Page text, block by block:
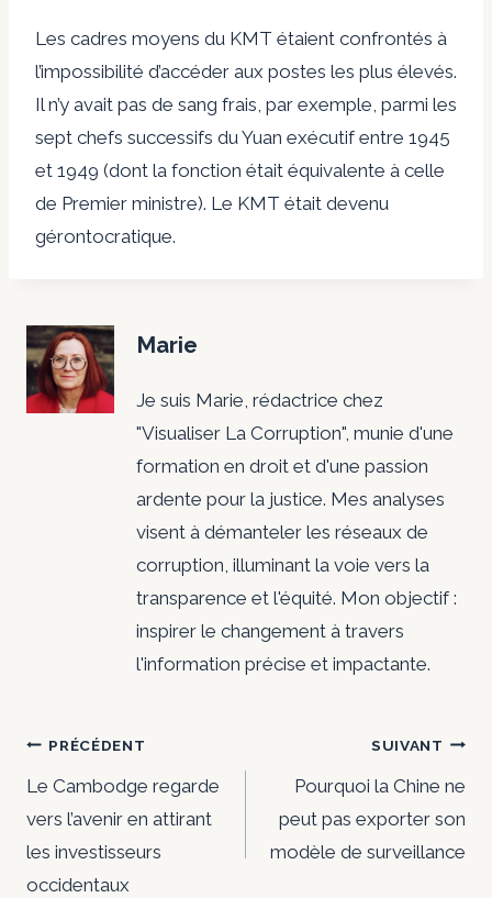
Les cadres moyens du KMT étaient confrontés à
l’impossibilité d’accéder aux postes les plus élevés.
Il n’y avait pas de sang frais, par exemple, parmi les
sept chefs successifs du Yuan exécutif entre 1945
et 1949 (dont la fonction était équivalente à celle
de Premier ministre). Le KMT était devenu
gérontocratique.
Marie
Je suis Marie, rédactrice chez
"Visualiser La Corruption", munie d'une
formation en droit et d'une passion
ardente pour la justice. Mes analyses
visent à démanteler les réseaux de
corruption, illuminant la voie vers la
transparence et l'équité. Mon objectif :
inspirer le changement à travers
l'information précise et impactante.
Navigation
de
l’article
PRÉCÉDENT
Le Cambodge regarde
vers l’avenir en attirant
les investisseurs
occidentaux
SUIVANT
Pourquoi la Chine ne
peut pas exporter son
modèle de surveillance